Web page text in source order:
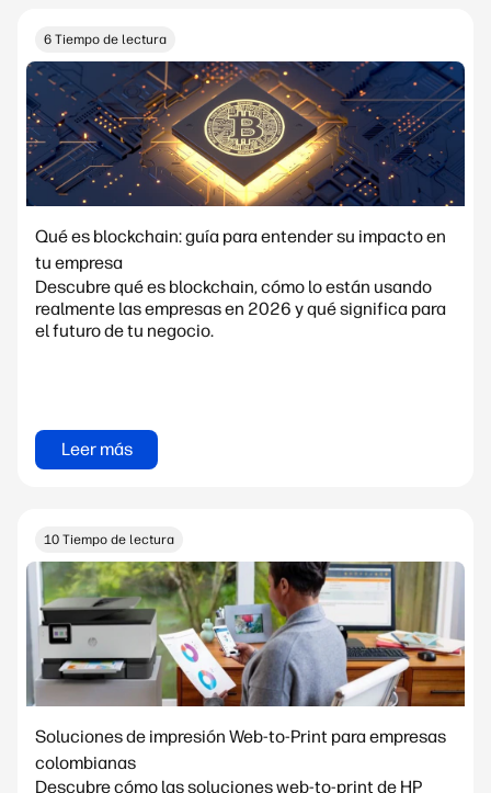
6 Tiempo de lectura
Qué es blockchain: guía para entender su impacto en
tu empresa
Descubre qué es blockchain, cómo lo están usando
realmente las empresas en 2026 y qué significa para
el futuro de tu negocio.
Leer más
10 Tiempo de lectura
Soluciones de impresión Web-to-Print para empresas
colombianas
Descubre cómo las soluciones web-to-print de HP